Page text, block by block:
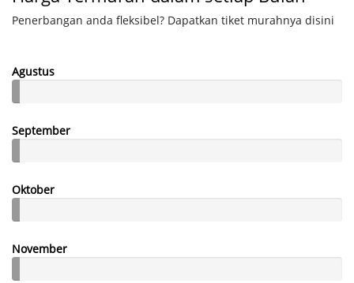
Penerbangan anda fleksibel? Dapatkan tiket murahnya disini
Agustus
September
Oktober
November